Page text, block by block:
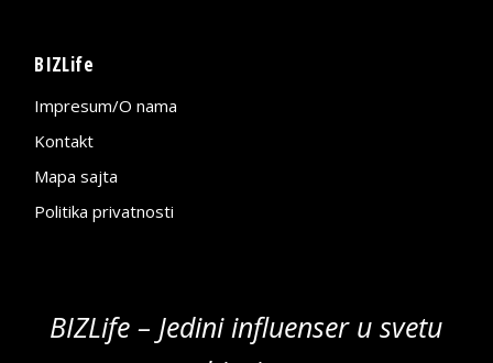
BIZLife
Impresum/O nama
Kontakt
Mapa sajta
Politika privatnosti
BIZLife – Jedini influenser u svetu